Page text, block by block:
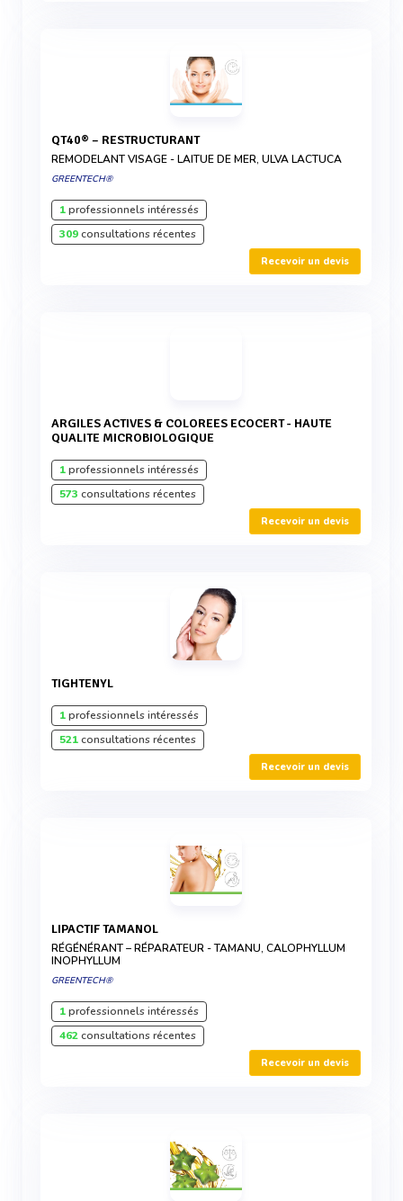
QT40® – RESTRUCTURANT
REMODELANT VISAGE - LAITUE DE MER, ULVA LACTUCA
GREENTECH®
1professionnels intéressés
309consultations récentes
Recevoir un devis
ARGILES ACTIVES & COLOREES ECOCERT - HAUTE
QUALITE MICROBIOLOGIQUE
1professionnels intéressés
573 consultations récentes
Recevoir un devis
TIGHTENYL
1professionnels intéressés
521consultations récentes
Recevoir un devis
LIPACTIF TAMANOL
RÉGÉNÉRANT – RÉPARATEUR - TAMANU, CALOPHYLLUM
INOPHYLLUM
GREENTECH®
1professionnels intéressés
462consultations récentes
Recevoir un devis